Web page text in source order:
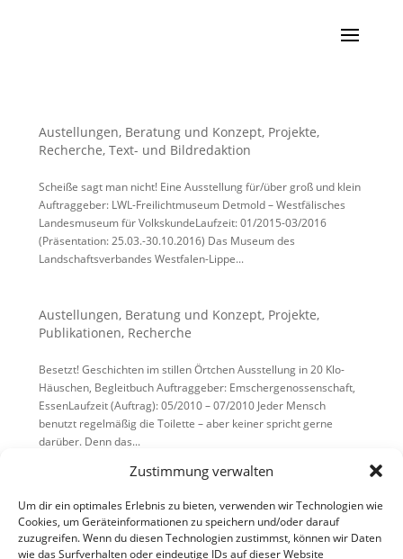
Zustimmung verwalten
Um dir ein optimales Erlebnis zu bieten, verwenden wir Technologien wie
Cookies, um Geräteinformationen zu speichern und/oder darauf
zuzugreifen. Wenn du diesen Technologien zustimmst, können wir Daten
wie das Surfverhalten oder eindeutige IDs auf dieser Website
Austellungen, Beratung und Konzept, Projekte,
Recherche, Text- und Bildredaktion
Scheiße sagt man nicht! Eine Ausstellung für/über groß und klein
Auftraggeber: LWL-Freilichtmuseum Detmold – Westfälisches
Landesmuseum für VolkskundeLaufzeit: 01/2015-03/2016
(Präsentation: 25.03.-30.10.2016) Das Museum des
Landschaftsverbandes Westfalen-Lippe...
Austellungen, Beratung und Konzept, Projekte,
Publikationen, Recherche
Besetzt! Geschichten im stillen Örtchen Ausstellung in 20 Klo-
Häuschen, Begleitbuch Auftraggeber: Emschergenossenschaft,
EssenLaufzeit (Auftrag): 05/2010 – 07/2010 Jeder Mensch
benutzt regelmäßig die Toilette – aber keiner spricht gerne
darüber. Denn das...